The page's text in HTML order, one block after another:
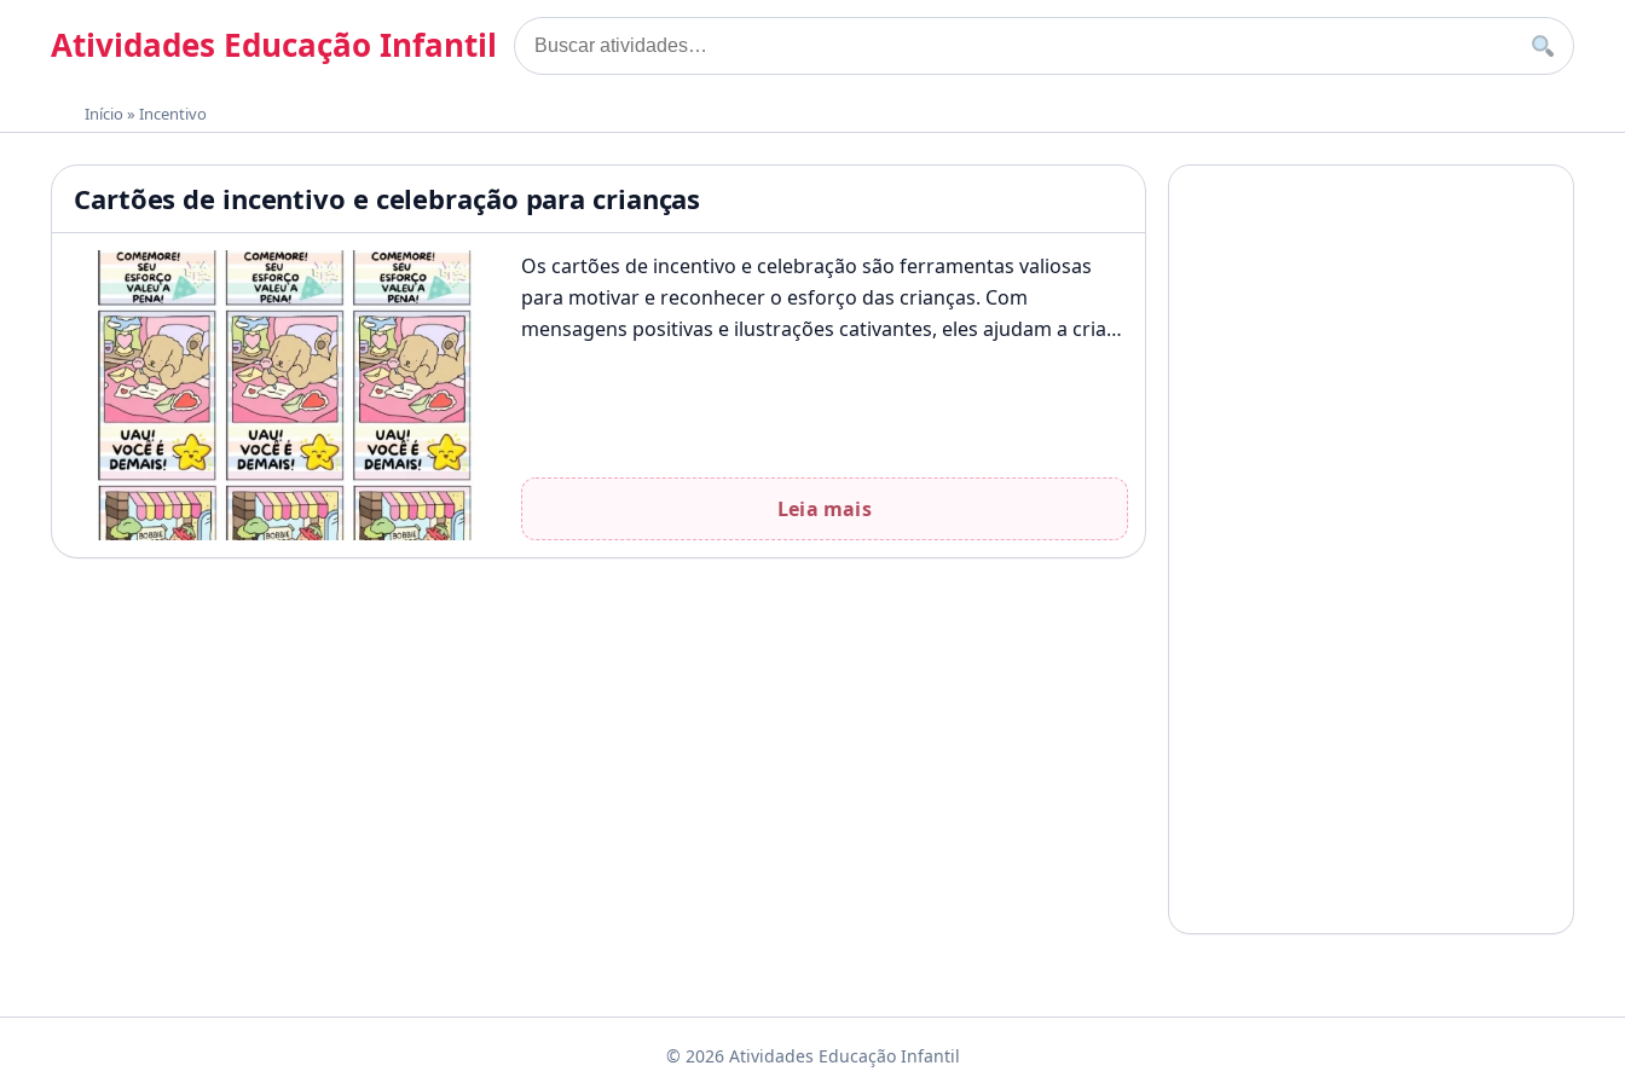
Atividades Educação Infantil Buscar por: Buscar
Início » Incentivo
Atividades Educação Infantil
Cartões de incentivo e celebração para crianças
Os cartões de incentivo e celebração são ferramentas valiosas
para motivar e reconhecer o esforço das crianças. Com
mensagens positivas e ilustrações cativantes, eles ajudam a criar
Leia mais
© 2026 Atividades Educação Infantil